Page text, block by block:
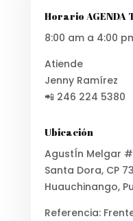
Horario AGENDA
8:00 am a 4:00
Atiende
Jenny Ramírez
📲 246 224 5380
Ubicación
AgustÍn Melgar #
Santa Dora, CP
Huauchinango,
Referencia: